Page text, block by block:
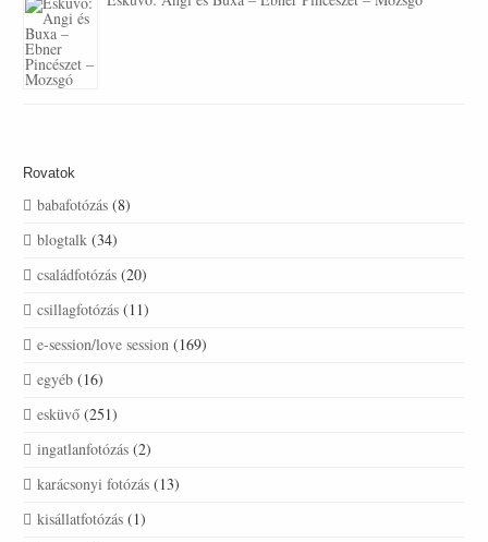
Rovatok
babafotózás (8)
blogtalk (34)
családfotózás (20)
csillagfotózás (11)
e-session/love session (169)
egyéb (16)
esküvő (251)
ingatlanfotózás (2)
karácsonyi fotózás (13)
kisállatfotózás (1)